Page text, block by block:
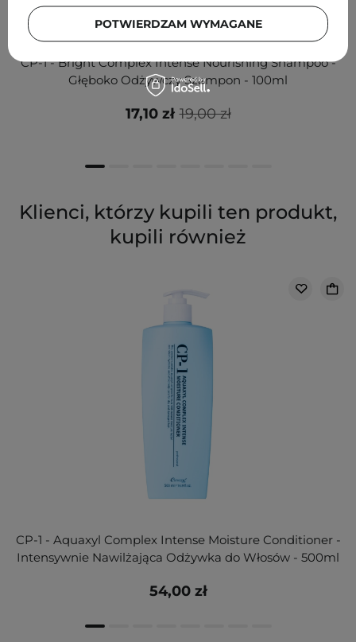
PROMOCJA
CP-1 - Bright Complex Intense Nourishing Shampoo -
Głęboko Odżywczy Szampon - 100ml
19,00 zł
17,10 zł
Klienci, którzy kupili ten produkt,
kupili również
CP-1 - Aquaxyl Complex Intense Moisture Conditioner -
Intensywnie Nawilżająca Odżywka do Włosów - 500ml
54,00 zł
POTWIERDZAM WYMAGANE